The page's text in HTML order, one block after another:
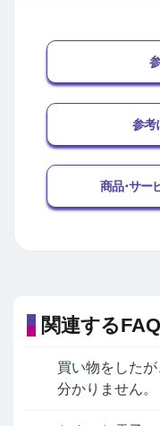
参考
商品･サー
関連するFAQ
買い物をした
分かりません。